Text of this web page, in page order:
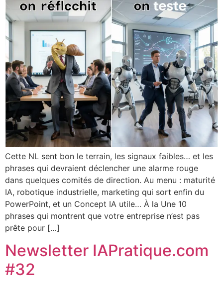
Cette NL sent bon le terrain, les signaux faibles… et les
phrases qui devraient déclencher une alarme rouge
dans quelques comités de direction. Au menu : maturité
IA, robotique industrielle, marketing qui sort enfin du
PowerPoint, et un Concept IA utile… À la Une 10
phrases qui montrent que votre entreprise n’est pas
prête pour […]
Newsletter IAPratique.com
#32